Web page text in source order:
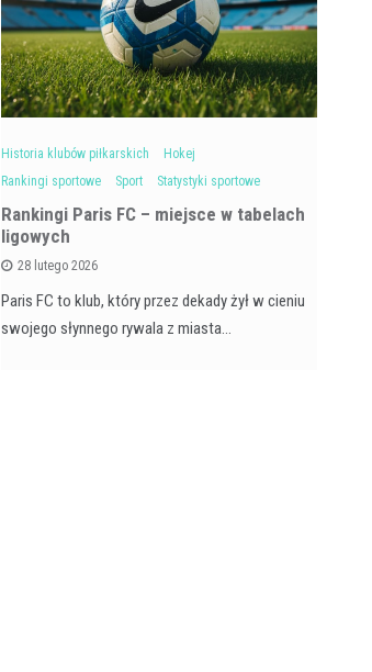
Historia klubów piłkarskich
Hokej
Rankingi sportowe
Sport Statystyki sportowe
Rankingi Paris FC – miejsce w tabelach
ligowych
28 lutego 2026
Paris FC to klub, który przez dekady żył w cieniu
swojego słynnego rywala z miasta…